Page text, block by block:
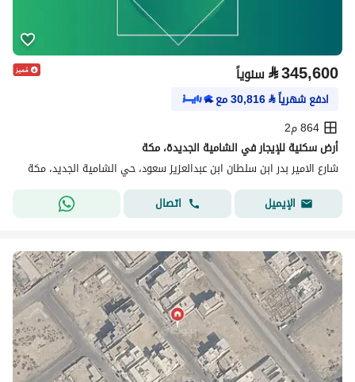
⃁345,600 سنوياً
ادفع شهرياً⃁
30,816مع
864 م2
أرض سكنية للإيجار في الشامية الجديدة، مكة
شارع الامير بدر ابن سلطان ابن عبدالعزيز سعود، حي الشامية الجديد، مكة
الإيميل
اتصال